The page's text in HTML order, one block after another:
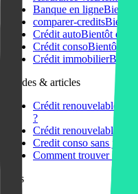
Banque en ligneBientôt
comparer-creditsBientôt
Crédit autoBientôt
Crédit consoBientôt
Crédit immobilier
Guides & articles
Crédit renouvelable en
?
Crédit renouvelable def
Credit conso sans
Comment trouver la
Plus